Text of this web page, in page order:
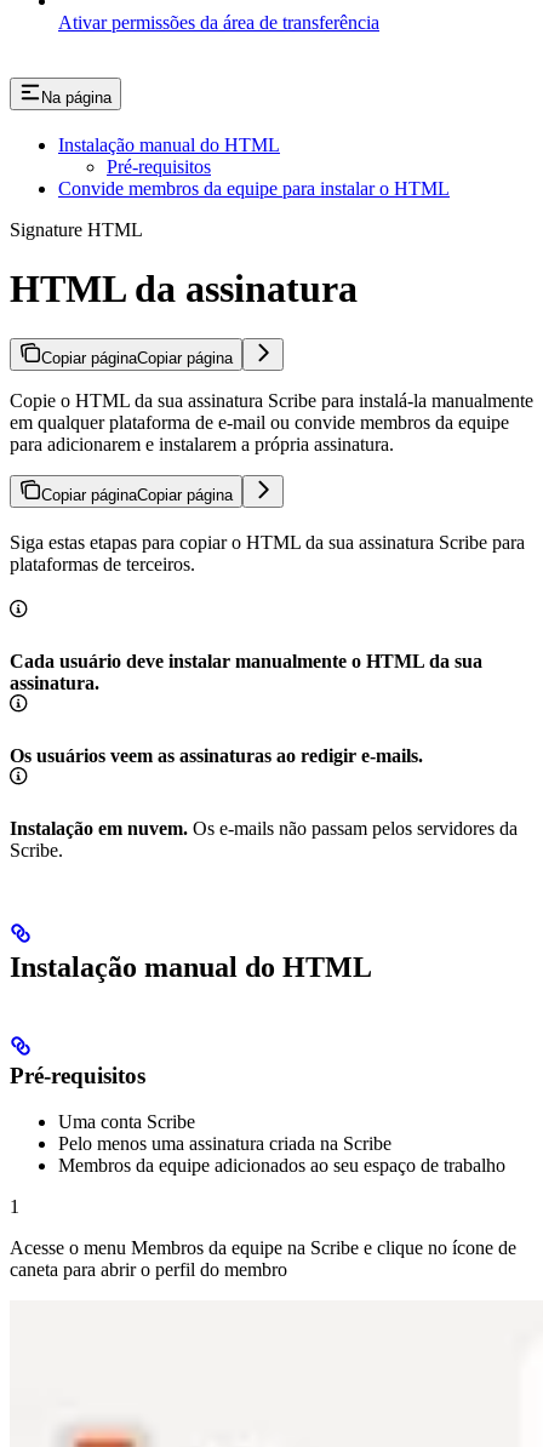
Ativar permissões da área de transferência
Na página
Instalação manual do HTML
Pré-requisitos
Convide membros da equipe para instalar o HTML
Signature HTML
HTML da assinatura
Copiar páginaCopiar página
Copie o HTML da sua assinatura Scribe para instalá-la manualmente
em qualquer plataforma de e-mail ou convide membros da equipe
para adicionarem e instalarem a própria assinatura.
Copiar páginaCopiar página
Siga estas etapas para copiar o HTML da sua assinatura Scribe para
plataformas de terceiros.
Cada usuário deve instalar manualmente o HTML da sua
assinatura.
Os usuários veem as assinaturas ao redigir e-mails.
Instalação em nuvem. Os e-mails não passam pelos servidores da
Scribe.
Instalação manual do HTML
Pré-requisitos
Uma conta Scribe
Pelo menos uma assinatura criada na Scribe
Membros da equipe adicionados ao seu espaço de trabalho
1
Acesse o menu Membros da equipe na Scribe e clique no ícone de
caneta para abrir o perfil do membro